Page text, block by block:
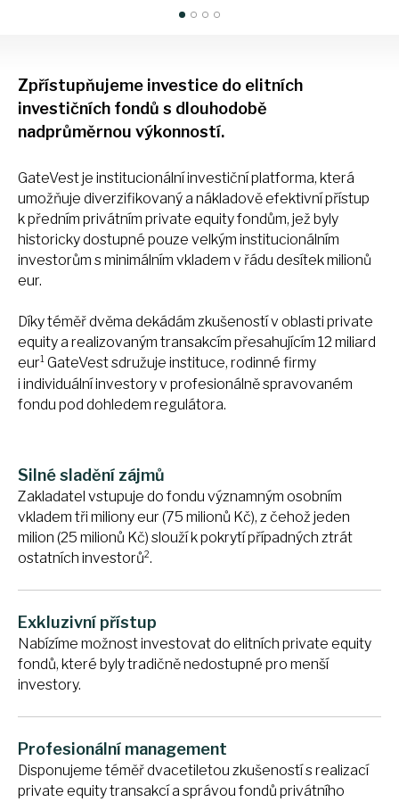
Zpřístupňujeme investice do elitních
investičních fondů s dlouhodobě
nadprůměrnou výkonností.
GateVest je institucionální investiční platforma, která
umožňuje diverzifikovaný a nákladově efektivní přístup
k předním privátním private equity fondům, jež byly
historicky dostupné pouze velkým institucionálním
investorům s minimálním vkladem v řádu desítek milionů
eur.
Díky téměř dvěma dekádám zkušeností v oblasti private
equity a realizovaným transakcím přesahujícím 12 miliard
eur1 GateVest sdružuje instituce, rodinné firmy
i individuální investory v profesionálně spravovaném
fondu pod dohledem regulátora.
Silné sladění zájmů
Zakladatel vstupuje do fondu významným osobním
vkladem tři miliony eur (75 milionů Kč), z čehož jeden
milion (25 milionů Kč) slouží k pokrytí případných ztrát
ostatních investorů2.
Exkluzivní přístup
Nabízíme možnost investovat do elitních private equity
fondů, které byly tradičně nedostupné pro menší
investory.
Profesionální management
Disponujeme téměř dvacetiletou zkušeností s realizací
private equity transakcí a správou fondů privátního